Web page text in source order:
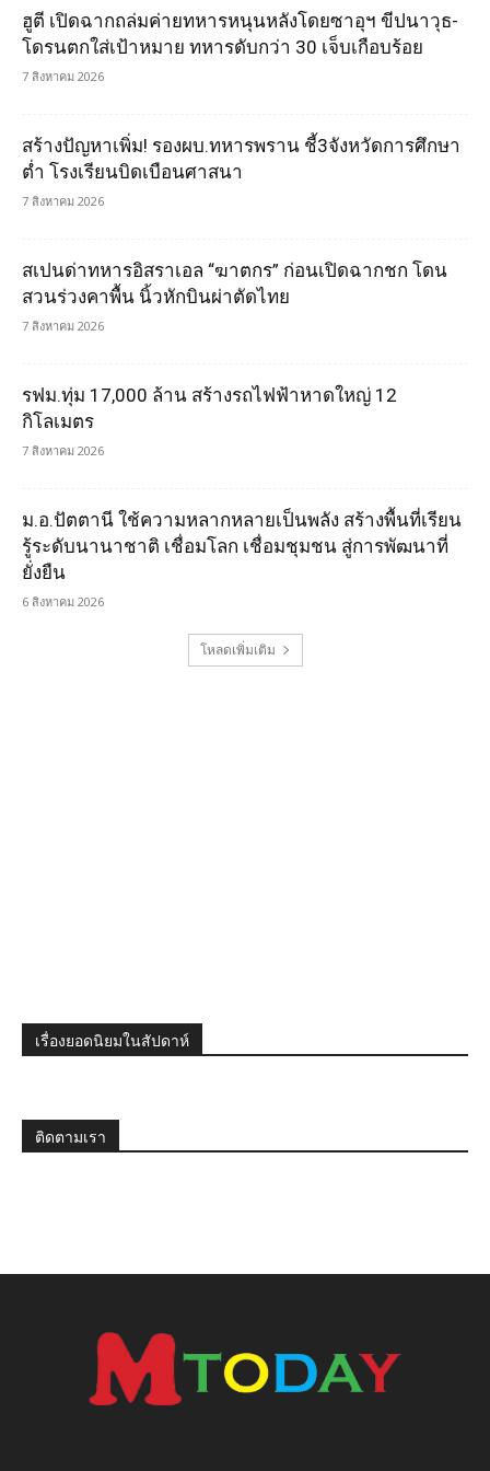
ฮูตี เปิดฉากถล่มค่ายทหารหนุนหลังโดยซาอุฯ ขีปนาวุธ-
โดรนตกใส่เป้าหมาย ทหารดับกว่า 30 เจ็บเกือบร้อย
7 สิงหาคม 2026
สร้างปัญหาเพิ่ม! รองผบ.ทหารพราน ชี้3จังหวัดการศึกษา
ต่ำ โรงเรียนบิดเบือนศาสนา
7 สิงหาคม 2026
สเปนด่าทหารอิสราเอล “ฆาตกร” ก่อนเปิดฉากชก โดน
สวนร่วงคาพื้น นิ้วหักบินผ่าตัดไทย
7 สิงหาคม 2026
รฟม.ทุ่ม 17,000 ล้าน สร้างรถไฟฟ้าหาดใหญ่ 12
กิโลเมตร
7 สิงหาคม 2026
ม.อ.ปัตตานี ใช้ความหลากหลายเป็นพลัง สร้างพื้นที่เรียน
รู้ระดับนานาชาติ เชื่อมโลก เชื่อมชุมชน สู่การพัฒนาที่
ยั่งยืน
6 สิงหาคม 2026
โหลดเพิ่มเติม
เรื่องยอดนิยมในสัปดาห์
ติดตามเรา